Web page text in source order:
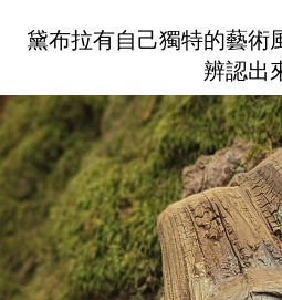
黛布拉有自己獨特的藝術
辨認出